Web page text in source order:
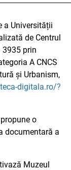
a Universității
de Centrul
3935 prin
A CNCS
și Urbanism,
digitala.ro/?
o
documentară a
Muzeul